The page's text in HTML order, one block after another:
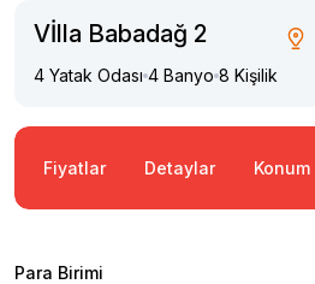
Vİlla Babadağ 2
4 Yatak Odası 4 Banyo 8 Kişilik
Fiyatlar Detaylar
Para Birimi